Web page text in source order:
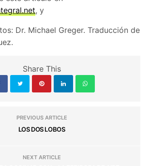
, y
Dr. Michael Greger. Traducción de
Share This
PREVIOUS ARTICLE
LOS DOS LOBOS
NEXT ARTICLE